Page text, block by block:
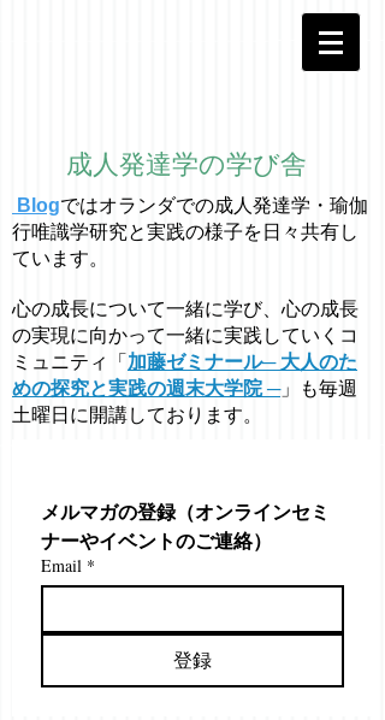
成人発達学の学び舎
Blogではオラ ンダでの成人発達学・ 瑜伽
行唯識学研究と実践の様子を日々共有し
ています。
心の成長について一緒に学び、心の成長
の実現に向かって一緒に実践していくコ
ミュニティ「 加藤ゼミナール─ 大人のた
めの探究と実践の週末大学院 ─」も毎週
土曜日に開講しております。
メルマガの登録（オンラインセミ
ナーやイベントのご連絡）
Email *
登録